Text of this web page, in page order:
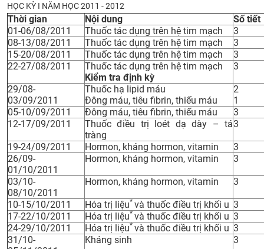
KHOA HỌC CÔNG NGHỆ
HTQT
CỰU NGƯỜI HỌC
HỌC KỲ I NĂM HỌC 2011 - 2012
Thời gian Nội dung
Số tiết
01-06/08/2011
Thuốc tác dụng trên hệ tim mạch
3
08-13/08/2011
Thuốc tác dụng trên hệ tim mạch
3
15-20/08/2011
Thuốc tác dụng trên hệ tim mạch
3
22-27/08/2011
Thuốc tác dụng trên hệ tim mạch
Kiểm tra định kỳ
3
29/08-
03/09/2011
Thuốc hạ lipid máu
Đông máu, tiêu fibrin, thiếu máu
2
1
05-10/09/2011
Đông máu, tiêu fibrin, thiếu máu
3
12-17/09/2011
Thuốc điều trị loét dạ dày – tá
tràng
3
19-24/09/2011 Hormon, kháng hormon, vitamin
3
26/09-
01/10/2011
Hormon, kháng hormon, vitamin 3
03/10-
08/10/2011
Hormon, kháng hormon, vitamin 3
10-15/10/2011 Hóa trị liệu*và thuốc điều trị khối u 3
17-22/10/2011
Hóa trị liệu*và thuốc điều trị khối u 3
24-29/10/2011
Hóa trị liệu*và thuốc điều trị khối u 3
31/10-
Kháng sinh 3